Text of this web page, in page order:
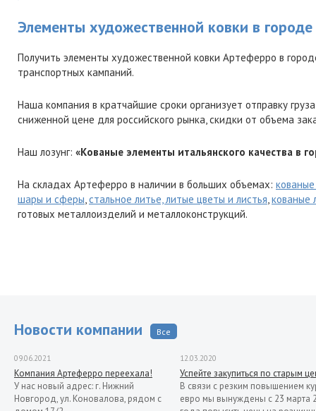
Элементы художественной ковки в городе
Получить элементы художественной ковки Артеферро в
транспортных кампаний.
Наша компания в кратчайшие сроки организует отправку
сниженной цене для российского рынка, скидки от объема
Наш лозунг: «Кованые элементы итальянского качества в
На складах Артеферро в наличии в больших объемах:
шары и сферы,стальное литье, литые цветы и листья,кованые
готовых металлоизделий и металлоконструкций.
Новости компании Все
09.06.2021
Компания Артеферро переехала!
У нас новый адрес: г. Нижний
Новгород, ул. Коновалова, рядом с
12.03.2020
Успейте закупиться по старым
В связи с резким повышением
евро мы вынуждены с 23 марта